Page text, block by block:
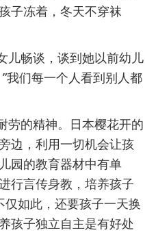
子冻着，冬天不穿袜
畅谈，谈到她以前幼儿
我们每一个人看到别人都
的精神。日本樱花开的
边，利用一切机会让孩
园的教育器材中有单
行言传身教，培养孩子
如此，还要孩子一天换
孩子独立自主是有好处